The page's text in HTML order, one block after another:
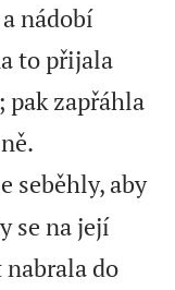
nádobí
to přijala
pak zapřáhla
seběhly, aby
se na její
nabrala do